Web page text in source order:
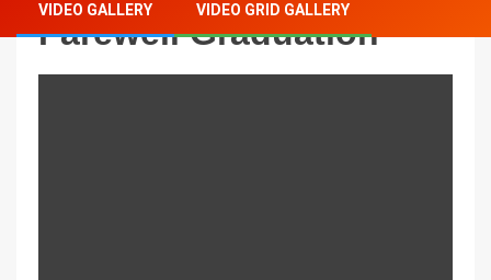
VIDEO GALLERY VIDEO GRID GALLERY
Farewell Graduation